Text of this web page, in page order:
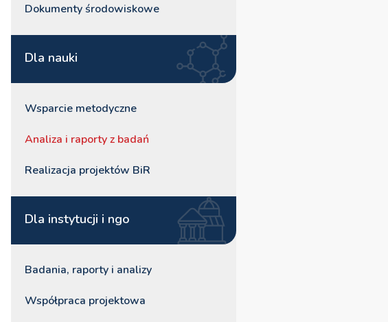
Dokumenty środowiskowe
Dla nauki
Wsparcie metodyczne
Analiza i raporty z badań
Realizacja projektów BiR
Dla instytucji i ngo
Badania, raporty i analizy
Współpraca projektowa